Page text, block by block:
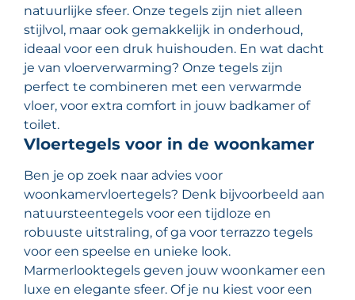
natuurlijke sfeer. Onze tegels zijn niet alleen
stijlvol, maar ook gemakkelijk in onderhoud,
ideaal voor een druk huishouden. En wat dacht
je van vloerverwarming? Onze tegels zijn
perfect te combineren met een verwarmde
vloer, voor extra comfort in jouw badkamer of
toilet.
Vloertegels voor in de woonkamer
Ben je op zoek naar advies voor
woonkamervloertegels? Denk bijvoorbeeld aan
natuursteentegels voor een tijdloze en
robuuste uitstraling, of ga voor terrazzo tegels
voor een speelse en unieke look.
Marmerlooktegels geven jouw woonkamer een
luxe en elegante sfeer. Of je nu kiest voor een